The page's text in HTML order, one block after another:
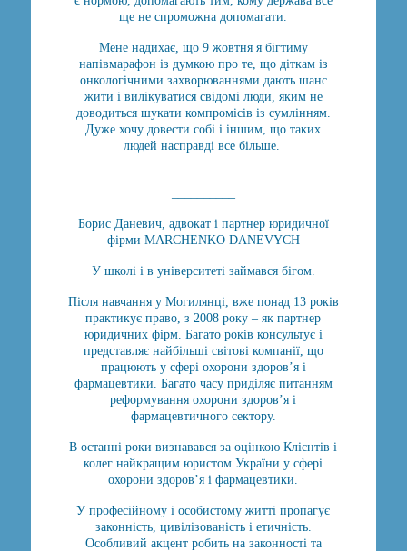
ще не спроможна допомагати.
Мене надихає, що 9 жовтня я бігтиму
напівмарафон із думкою про те, що діткам із
онкологічними захворюваннями дають шанс
жити і вилікуватися свідомі люди, яким не
доводиться шукати компромісів із сумлінням.
Дуже хочу довести собі і іншим, що таких
людей насправді все більше.
Борис Даневич, адвокат і партнер юридичної
фірми MARCHENKO DANEVYCH
У школі і в університеті займався бігом.
Після навчання у Могилянці, вже понад 13 років
практикує право, з 2008 року – як партнер
юридичних фірм. Багато років консультує і
представляє найбільші світові компанії, що
працюють у сфері охорони здоров’я і
фармацевтики. Багато часу приділяє питанням
реформування охорони здоров’я і
фармацевтичного сектору.
В останні роки визнавався за оцінкою Клієнтів і
колег найкращим юристом України у сфері
охорони здоров’я і фармацевтики.
У професійному і особистому житті пропагує
законність, цивілізованість і етичність.
Особливий акцент робить на законності та